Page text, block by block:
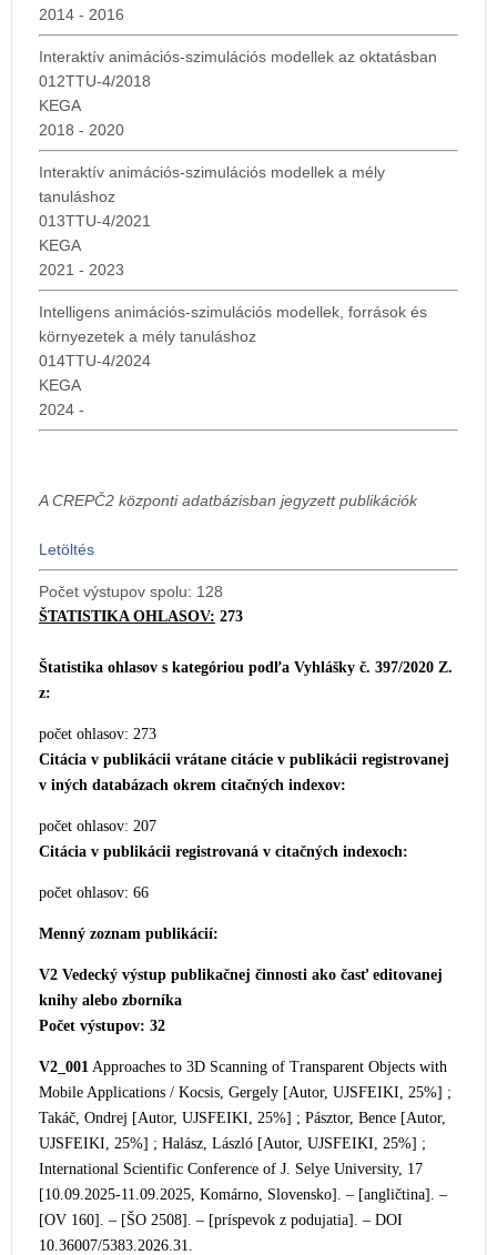
2014 - 2016
Interaktív animációs-szimulációs modellek az oktatásban
012TTU-4/2018
KEGA
2018 - 2020
Interaktív animációs-szimulációs modellek a mély
tanuláshoz
013TTU-4/2021
KEGA
2021 - 2023
Intelligens animációs-szimulációs modellek, források és
környezetek a mély tanuláshoz
014TTU-4/2024
KEGA
2024 -
A CREPČ2 központi adatbázisban jegyzett publikációk
Letöltés
Počet výstupov spolu: 128
ŠTATISTIKA OHLASOV: 273
Štatistika ohlasov s kategóriou podľa Vyhlášky č. 397/2020 Z.
z:
počet ohlasov: 273
Citácia v publikácii vrátane citácie v publikácii registrovanej
v iných databázach okrem citačných indexov:
počet ohlasov: 207
Citácia v publikácii registrovaná v citačných indexoch:
počet ohlasov: 66
Menný zoznam publikácií:
V2 Vedecký výstup publikačnej činnosti ako časť editovanej
knihy alebo zborníka
Počet výstupov: 32
V2_001 Approaches to 3D Scanning of Transparent Objects with
Mobile Applications / Kocsis, Gergely [Autor, UJSFEIKI, 25%] ;
Takáč, Ondrej [Autor, UJSFEIKI, 25%] ; Pásztor, Bence [Autor,
UJSFEIKI, 25%] ; Halász, László [Autor, UJSFEIKI, 25%] ;
International Scientific Conference of J. Selye University, 17
[10.09.2025-11.09.2025, Komárno, Slovensko]. – [angličtina]. –
[OV 160]. – [ŠO 2508]. – [príspevok z podujatia]. – DOI
10.36007/5383.2026.31.